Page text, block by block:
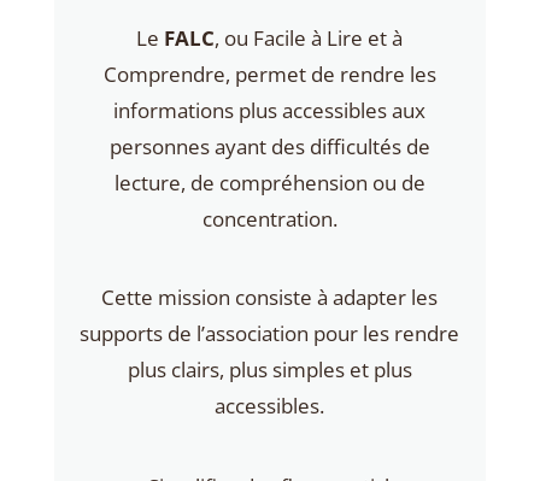
Le FALC, ou Facile à Lire et à
Comprendre, permet de rendre les
informations plus accessibles aux
personnes ayant des difficultés de
lecture, de compréhension ou de
concentration.
Cette mission consiste à adapter les
supports de l’association pour les rendre
plus clairs, plus simples et plus
accessibles.